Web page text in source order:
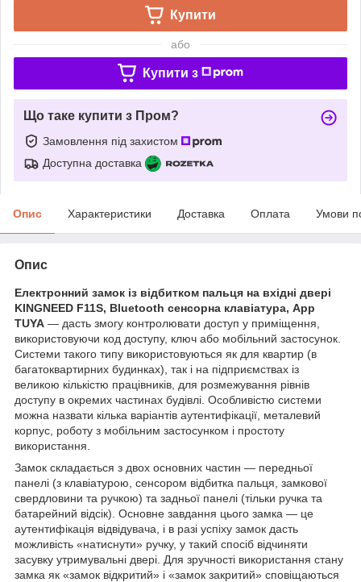
Купити
або
Купити з
Що таке купити з Пром?
Замовлення під захистом
Доступна доставка
Опис Характеристики Доставка Оплата Умови
Опис
Електронний замок із відбитком пальця на вхідні двері
KINGNEED F11S, Bluetooth сенсорна клавіатура, App
TUYA — дасть змогу контролювати доступ у приміщення,
використовуючи код доступу, ключ або мобільний застосунок.
Системи такого типу використовуються як для квартир (в
багатоквартирних будинках), так і на підприємствах із
великою кількістю працівників, для розмежування рівнів
доступу в окремих частинах будівлі. Особливістю системи
можна назвати кілька варіантів аутентифікації, металевий
корпус, роботу з мобільним застосунком і простоту
використання.
Замок складається з двох основних частин — передньої
панелі (з клавіатурою, сенсором відбитка пальця, замкової
свердловини та ручкою) та задньої панелі (тільки ручка та
батарейний відсік). Основне завдання цього замка — це
аутентифікація відвідувача, і в разі успіху замок дасть
можливість «натиснути» ручку, у такий спосіб відчиняти
засувку утримувальні двері. Для зручності використання стану
замка як «замок відкритий» і «замок закритий» сповіщаються